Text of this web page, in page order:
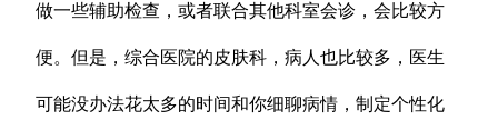
做一些辅助检查，或者联合其他科室会诊，会比较方
便。但是，综合医院的皮肤科，病人也比较多，医生
可能没办法花太多的时间和你细聊病情，制定个性化